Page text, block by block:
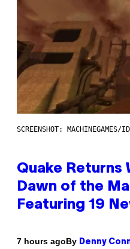
SCREENSHOT: MACHINEGAMES/
Quake Returns
Dawn of the
Featuring 19
7 hours agoBy Denny